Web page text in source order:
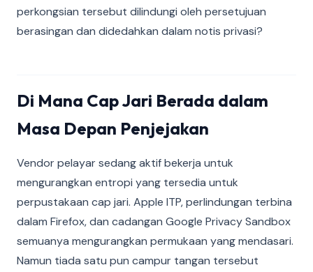
perkongsian tersebut dilindungi oleh persetujuan
berasingan dan didedahkan dalam notis privasi?
Di Mana Cap Jari Berada dalam
Masa Depan Penjejakan
Vendor pelayar sedang aktif bekerja untuk
mengurangkan entropi yang tersedia untuk
perpustakaan cap jari. Apple ITP, perlindungan terbina
dalam Firefox, dan cadangan Google Privacy Sandbox
semuanya mengurangkan permukaan yang mendasari.
Namun tiada satu pun campur tangan tersebut